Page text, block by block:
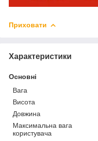
Приховати
Характеристики
Основні
Вага
Висота
Довжина
Максимальна вага
користувача